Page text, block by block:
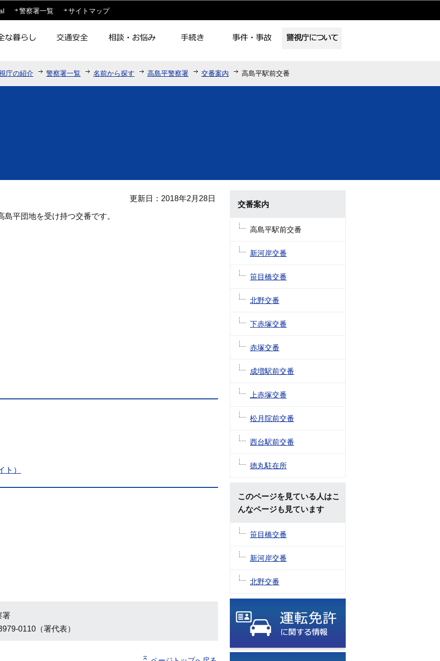
このページの本文へ移動
警察署一覧 サイトマップ
庁の紹介 警察署一覧 名前から探す 高島平警察署 交番案内 高島平駅前交番
更新日：2018年2月28日
平団地を受け持つ交番です。
ト）
署
0110（署代表）
交番案内
高島平駅前交番
新河岸交番
笹目橋交番
北野交番
下赤塚交番
赤塚交番
成増駅前交番
上赤塚交番
松月院前交番
西台駅前交番
徳丸駐在所
このページを見ている人はこ
んなページも見ています
笹目橋交番
新河岸交番
北野交番